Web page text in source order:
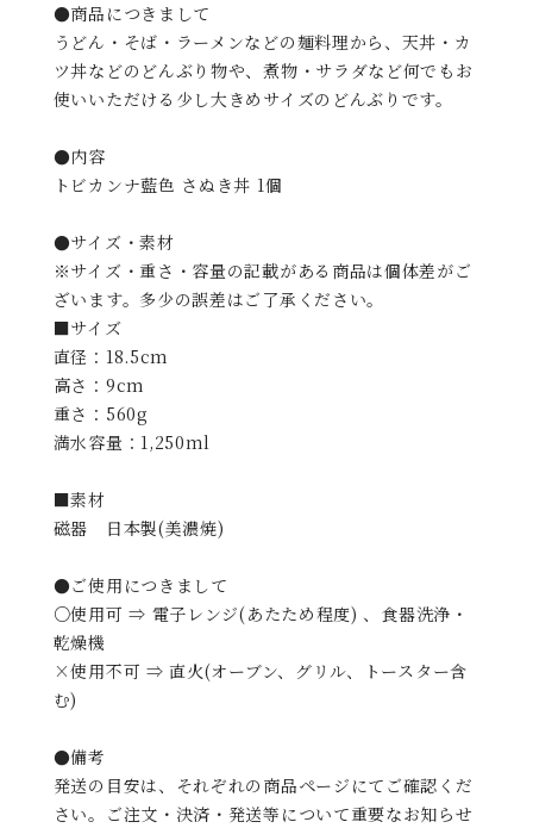
●商品につきまして
うどん・そば・ラーメンなどの麺料理から、天丼・カ
ツ丼などのどんぶり物や、煮物・サラダなど何でもお
使いいただける少し大きめサイズのどんぶりです。
●内容
トビカンナ藍色 さぬき丼 1個
●サイズ・素材
※サイズ・重さ・容量の記載がある商品は個体差がご
ざいます。多少の誤差はご了承ください。
■サイズ
直径：18.5cm
高さ：9cm
重さ：560g
満水容量：1,250ml
■素材
磁器 日本製(美濃焼)
●ご使用につきまして
○使用可 ⇒ 電子レンジ(あたため程度) 、食器洗浄・
乾燥機
×使用不可 ⇒ 直火(オーブン、グリル、トースター含
む)
●備考
発送の目安は、それぞれの商品ページにてご確認くだ
さい。ご注文・決済・発送等について重要なお知らせ